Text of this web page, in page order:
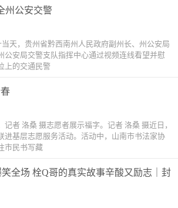
州公安交警
天，贵州省黔西南州人民政府副州长、州公安局
公安局交警支队指挥中心通过视频连线看望并慰
上的交通民警
者 洛桑 摄志愿者展示福字。记者 洛桑 摄近日，
进基层志愿服务活动。活动中，山南市书法家协
市民书写藏
全场 栓Q哥的真实故事辛酸又励志｜封